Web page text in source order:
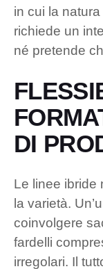
in cui la natura
richiede un
né pretende
DI
Le linee ibride
la varietà.
coinvolgere
fardelli
irregolari. Il